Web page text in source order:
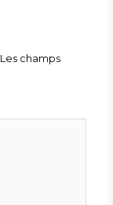
Les champs